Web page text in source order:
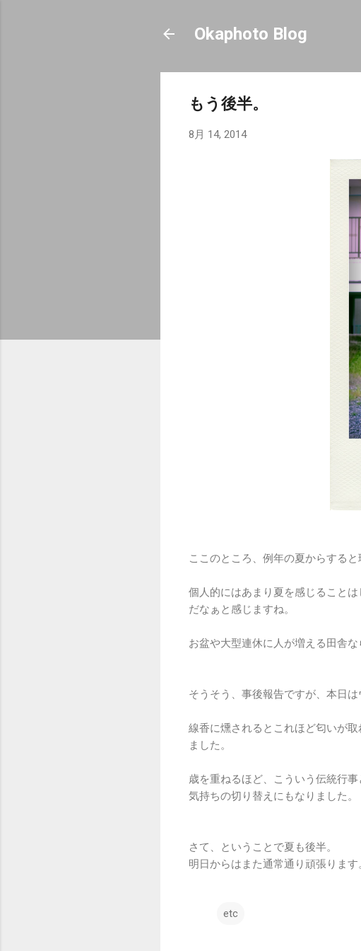
Okaphoto Blog
もう後半。
8月 14, 2014
ここのところ、例年の夏からする
個人的にはあまり夏を感じること
だなぁと感じますね。
お盆や大型連休に人が増える田舎な
そうそう、事後報告ですが、本日は
線香に燻されるとこれほど匂いが
ました。
歳を重ねるほど、こういう伝統行
気持ちの切り替えにもなりました。
さて、ということで夏も後半。
明日からはまた通常通り頑張ります
etc